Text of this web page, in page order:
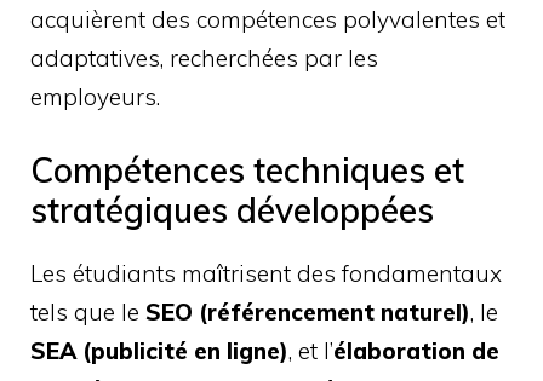
acquièrent des compétences polyvalentes et
adaptatives, recherchées par les
employeurs.
Compétences techniques et
stratégiques développées
Les étudiants maîtrisent des fondamentaux
tels que le SEO (référencement naturel), le
SEA (publicité en ligne), et l’élaboration de